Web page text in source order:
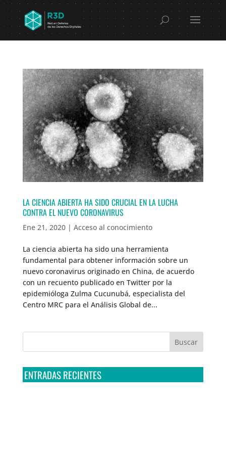
LA CIENCIA ABIERTA HA SIDO CRUCIAL EN LA LUCHA
CONTRA EL NUEVO CORONAVIRUS
Ene 21, 2020| Acceso al conocimiento
La ciencia abierta ha sido una herramienta
fundamental para obtener información sobre un
nuevo coronavirus originado en China, de acuerdo
con un recuento publicado en Twitter por la
epidemióloga Zulma Cucunubá, especialista del
Centro MRC para el Análisis Global de...
ENTRADAS RECIENTES